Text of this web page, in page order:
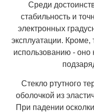
Среди
стабильность и
электронных
эксплуатации. Кроме,
использованию - оно
Стекло ртутного
оболочкой из
При падении